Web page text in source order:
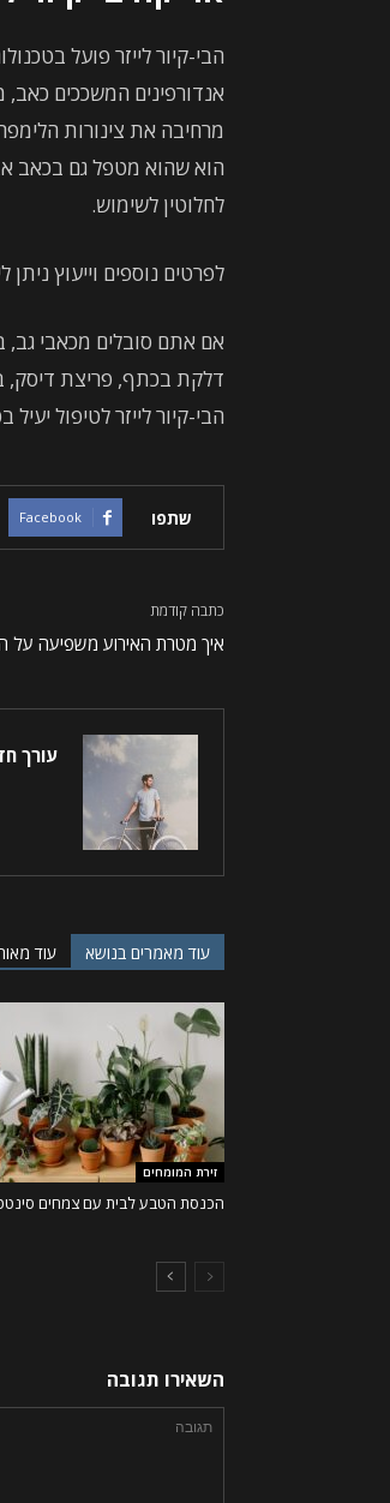
הבי-קיור לייזר פועל
אנדורפינים המשככים
מרחיבה את צינורות
הוא שהוא מטפל גם בכאב
לחלוטין לשימוש.
לפרטים נוספים וייעוץ ניתן
אם אתם סובלים מכאבי גב,
דלקת בכתף, פריצת דיסק,
הבי-קיור לייזר לטיפול
שתפו Facebook
כתבה קודמת
איך מטרת האירוע משפיעה על
עורך
עוד מאמרים בנושא עוד
זירת המומחים
הכנסת הטבע לבית עם צמחים
השאירו תגובה